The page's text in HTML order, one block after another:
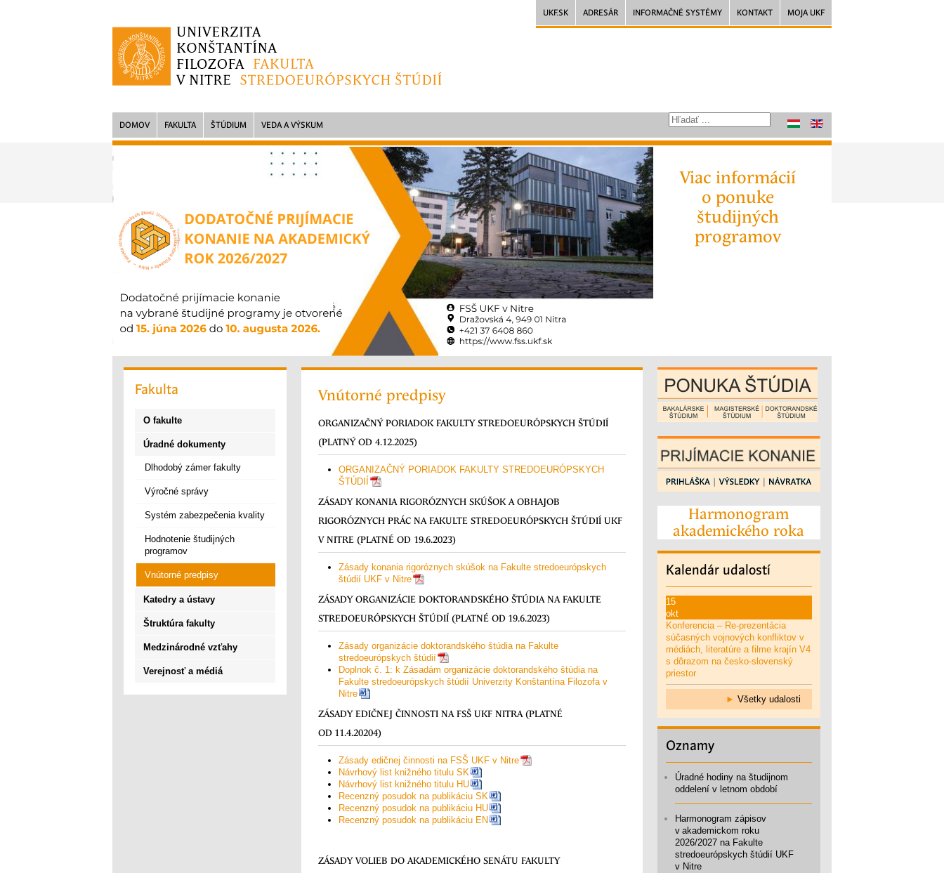
UKF.SK ADRESÁR INFORMAČNÉ SYSTÉMY KONTAKT MOJA UKF
DOMOV FAKULTA ŠTÚDIUM VEDA A VÝSKUM
Viac informácií
o ponuke
študijných
programov
Fakulta
O fakulte
Úradné dokumenty
Dlhodobý zámer fakulty
Výročné správy
Systém zabezpečenia kvality
Hodnotenie študijných
programov
Vnútorné predpisy
Katedry a ústavy
Štruktúra fakulty
Medzinárodné vzťahy
Verejnosť a médiá
Vnútorné predpisy
ORGANIZAČNÝ PORIADOK FAKULTY STREDOEURÓPSKYCH ŠTÚDIÍ
(PLATNÝ OD 4.12.2025)
ORGANIZAČNÝ PORIADOK FAKULTY STREDOEURÓPSKYCH
ŠTÚDIÍ
ZÁSADY KONANIA RIGORÓZNYCH SKÚŠOK A OBHAJOB
RIGORÓZNYCH PRÁC NA FAKULTE STREDOEURÓPSKYCH ŠTÚDIÍ UKF
V NITRE (PLATNÉ OD 19.6.2023)
Zásady konania rigoróznych skúšok na Fakulte stredoeurópskych
štúdií UKF v Nitre
ZÁSADY ORGANIZÁCIE DOKTORANDSKÉHO ŠTÚDIA NA FAKULTE
STREDOEURÓPSKYCH ŠTÚDIÍ (PLATNÉ OD 19.6.2023)
Zásady organizácie doktorandského štúdia na Fakulte
stredoeurópskych štúdií
Doplnok č. 1: k Zásadám organizácie doktorandského štúdia na
Fakulte stredoeurópskych štúdií Univerzity Konštantína Filozofa v
Nitre
ZÁSADY EDIČNEJ ČINNOSTI NA FSŠ UKF NITRA (PLATNÉ
OD 11.4.20204)
Zásady edičnej činnosti na FSŠ UKF v Nitre
Návrhový list knižného titulu SK
Návrhový list knižného titulu HU
Recenzný posudok na publikáciu SK
Recenzný posudok na publikáciu HU
Recenzný posudok na publikáciu EN
ZÁSADY VOLIEB DO AKADEMICKÉHO SENÁTU FAKULTY
Harmonogram
akademického roka
Kalendárudalostí
15
okt
Konferencia – Re-prezentácia
súčasných vojnových konfliktov v
médiách, literatúre a filme krajín V4
s dôrazom na česko-slovenský
priestor
► Všetky udalosti
Oznamy
Úradné hodiny na študijnom
oddelení v letnom období
Harmonogram zápisov
v akademickom roku
2026/2027 na Fakulte
stredoeurópskych štúdií UKF
v Nitre